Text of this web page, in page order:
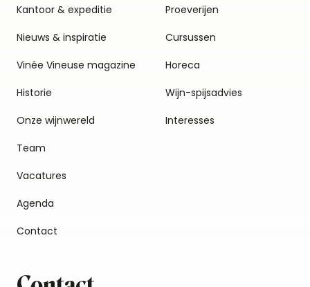
Kantoor & expeditie
Nieuws & inspiratie
Vinée Vineuse magazine
Historie
Onze wijnwereld
Team
Vacatures
Agenda
Contact
Proeverijen
Cursussen
Horeca
Wijn-spijsadvies
Interesses